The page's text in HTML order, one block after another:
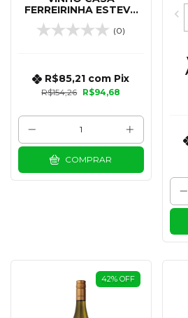
FERREIRINHA ESTEVA
TINTO 750 ML
(0)
R$154,26 R$94,68
R$85,21 com Pix
COMPRAR
42% OFF